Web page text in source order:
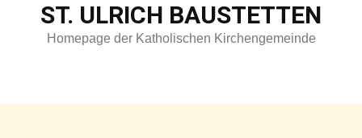
ST. ULRICH BAUSTETTEN
Homepage der Katholischen Kirchengemeinde